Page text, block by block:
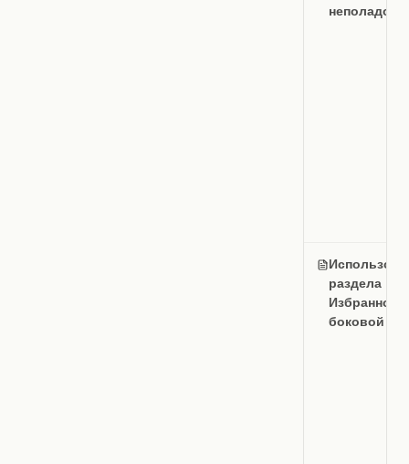
неполадок
раздела
Избранное
боковой